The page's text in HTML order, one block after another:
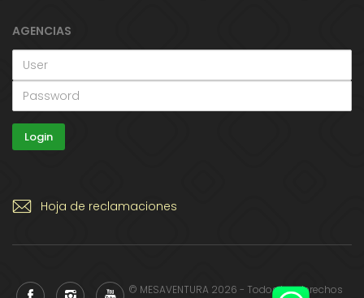
AGENCIAS
Hoja de reclamaciones
© MESAVENTURA 2026 - Todos los derechos